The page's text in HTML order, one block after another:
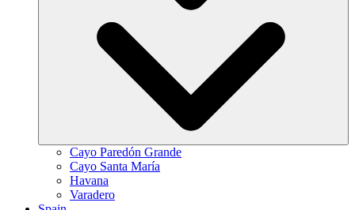
Cayo Paredón Grande
Cayo Santa María
Havana
Varadero